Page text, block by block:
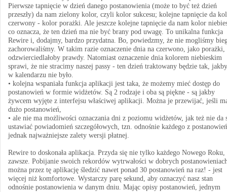
Pierwsze tapnięcie w dzień danego postanowienia (może to być też dzień
przeszły) da nam zielony kolor, czyli kolor sukcesu; kolejne tapnięcie da
czerwony - kolor porażki. Ale jeszcze kolejne tapnięcie da nam kolor
co oznacza, że ten dzień ma nie być brany pod uwagę. To unikalna funkcja
Rewire i, dodajmy, bardzo przydatna. Bo, powiedzmy, że nie mogliśmy
zachorowaliśmy. W takim razie oznaczenie dnia na czerwono, jako porażki,
odzwierciedlałoby prawdy. Natomiast oznaczenie dnia kolorem niebieskim
sprawi, że nie stracimy naszej passy - ten dzień traktowany będzie tak,
w kalendarzu nie było.
• kolejna wspaniała funkcja aplikacji jest taka, że możemy mieć dostęp do
postanowień w formie widżetów. Są 2 rodzaje i oba są piękne - są jakby
żywcem wyjęte z interfejsu właściwej aplikacji. Można je przewijać, jeśli
dużo postanowień,
• ale nie ma możliwości oznaczania dni z poziomu widżetów, jak też nie da
ustawiać powiadomień szczegółowych, tzn. odnośnie każdego z
jednak najważniejsze zalety wersji płatnej.
Rewire to doskonała aplikacja. Przyda się nie tylko każdego Nowego Roku,
zawsze. Pobijanie swoich rekordów wytrwałości w dobrych
można przez tę aplikację śledzić nawet ponad 30 postanowień na raz! - jest
więcej niż komfortowe. Wystarczy parę sekund, aby oznaczyć nasz stan
odnośnie postanowienia w danym dniu. Mając opisy postanowień, jednym